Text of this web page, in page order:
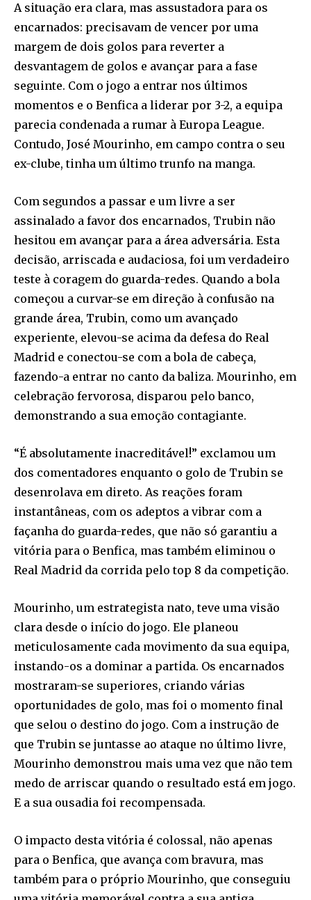
A situação era clara, mas assustadora para os
encarnados: precisavam de vencer por uma
margem de dois golos para reverter a
desvantagem de golos e avançar para a fase
seguinte. Com o jogo a entrar nos últimos
momentos e o Benfica a liderar por 3-2, a equipa
parecia condenada a rumar à Europa League.
Contudo, José Mourinho, em campo contra o seu
ex-clube, tinha um último trunfo na manga.
Com segundos a passar e um livre a ser
assinalado a favor dos encarnados, Trubin não
hesitou em avançar para a área adversária. Esta
decisão, arriscada e audaciosa, foi um verdadeiro
teste à coragem do guarda-redes. Quando a bola
começou a curvar-se em direção à confusão na
grande área, Trubin, como um avançado
experiente, elevou-se acima da defesa do Real
Madrid e conectou-se com a bola de cabeça,
fazendo-a entrar no canto da baliza. Mourinho, em
celebração fervorosa, disparou pelo banco,
demonstrando a sua emoção contagiante.
“É absolutamente inacreditável!” exclamou um
dos comentadores enquanto o golo de Trubin se
desenrolava em direto. As reações foram
instantâneas, com os adeptos a vibrar com a
façanha do guarda-redes, que não só garantiu a
vitória para o Benfica, mas também eliminou o
Real Madrid da corrida pelo top 8 da competição.
Mourinho, um estrategista nato, teve uma visão
clara desde o início do jogo. Ele planeou
meticulosamente cada movimento da sua equipa,
instando-os a dominar a partida. Os encarnados
mostraram-se superiores, criando várias
oportunidades de golo, mas foi o momento final
que selou o destino do jogo. Com a instrução de
que Trubin se juntasse ao ataque no último livre,
Mourinho demonstrou mais uma vez que não tem
medo de arriscar quando o resultado está em jogo.
E a sua ousadia foi recompensada.
O impacto desta vitória é colossal, não apenas
para o Benfica, que avança com bravura, mas
também para o próprio Mourinho, que conseguiu